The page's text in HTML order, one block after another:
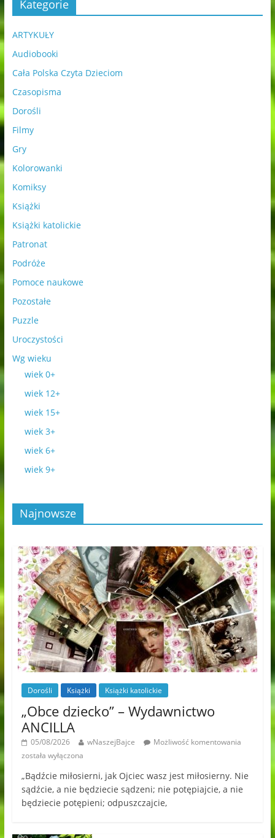
Kategorie
ARTYKUŁY
Audiobooki
Cała Polska Czyta Dzieciom
Czasopisma
Dorośli
Filmy
Gry
Kolorowanki
Komiksy
Książki
Książki katolickie
Patronat
Podróże
Pomoce naukowe
Pozostałe
Puzzle
Uroczystości
Wg wieku
wiek 0+
wiek 12+
wiek 15+
wiek 3+
wiek 6+
wiek 9+
Najnowsze
Dorośli Książki Książki katolickie
„Obce dziecko” – Wydawnictwo
ANCILLA
05/08/2026 wNaszejBajce
Możliwość komentowania
została wyłączona
„Bądźcie miłosierni, jak Ojciec wasz jest miłosierny. Nie
sądźcie, a nie będziecie sądzeni; nie potępiajcie, a nie
będziecie potępieni; odpuszczajcie,